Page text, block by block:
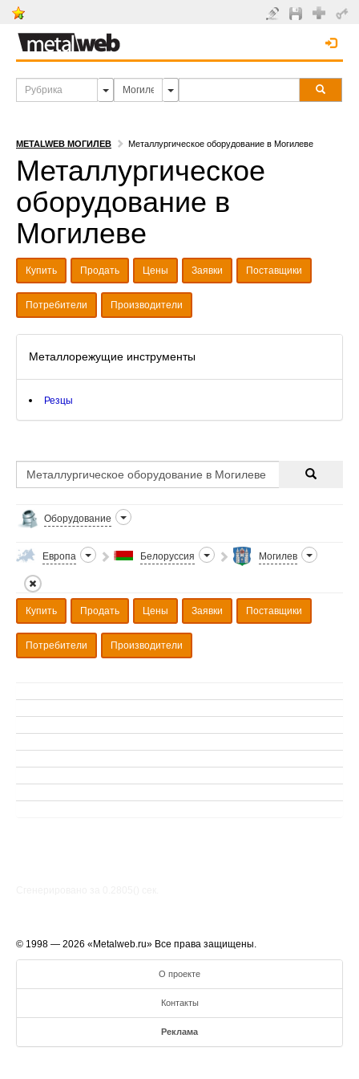
METALWEB МОГИЛЕВ Металлургическое оборудование в Могилеве
Металлургическое
оборудование в
Могилеве
Купить Продать Цены Заявки Поставщики
Потребители Производители
Металлорежущие инструменты
Резцы
Оборудование
Европа Белоруссия Могилев
Купить Продать Цены Заявки Поставщики
Потребители Производители
© 1998 — 2026 «Metalweb.ru» Все права защищены.
О проекте
Контакты
Реклама